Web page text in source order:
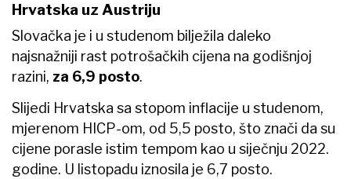
Hrvatska uz Austriju
Slovačka je i u studenom bilježila daleko
najsnažniji rast potrošačkih cijena na godišnjoj
razini, za 6,9 posto.
Slijedi Hrvatska sa stopom inflacije u studenom,
mjerenom HICP-om, od 5,5 posto, što znači da su
cijene porasle istim tempom kao u siječnju 2022.
godine. U listopadu iznosila je 6,7 posto.